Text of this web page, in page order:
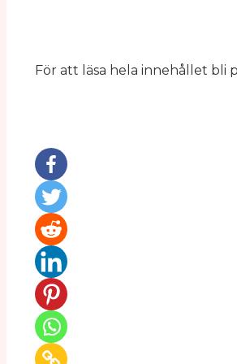
För att läsa hela innehållet bli